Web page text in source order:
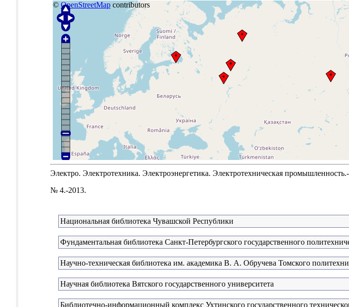
© OpenStreetMap contributors
Электро. Электротехника. Электроэнергетика. Электротехническая
№ 4.-2013.
Национальная библиотека Чувашской Республики
Фундаментальная библиотека Санкт-Петербургского государственного
Научно-техническая библиотека им. академика В. А. Обручева Томского
Научная библиотека Вятского государственного университета
Библиотечно-информационный комплекс Ухтинского государственного